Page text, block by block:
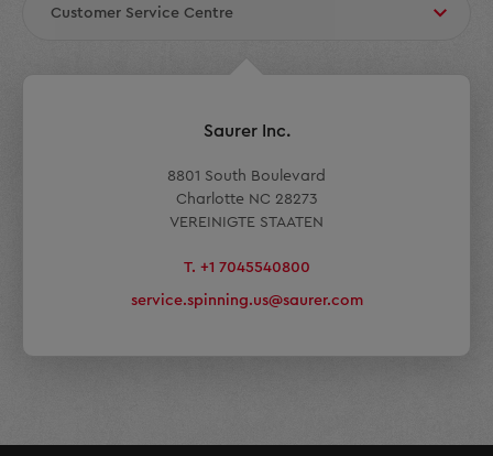
Saurer Inc.
8801 South Boulevard
Charlotte NC 28273
VEREINIGTE STAATEN
T. +1 7045540800
service.spinning.us@saurer.com